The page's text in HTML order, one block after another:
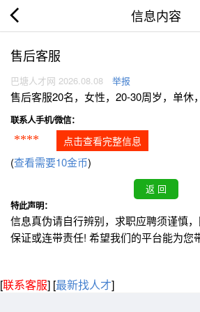
信息内容
售后客服
巴塘人才网 2026.08.08 举报
售后客服20名，女性，20-30周岁，单休
联系人手机/微信：
**** 点击查看完整信息
(查看需要10金币)
特此声明：
信息真伪请自行辨别，求职应聘须谨慎
保证或连带责任! 希望我们的平台能为您
[联系客服] [最新找人才]